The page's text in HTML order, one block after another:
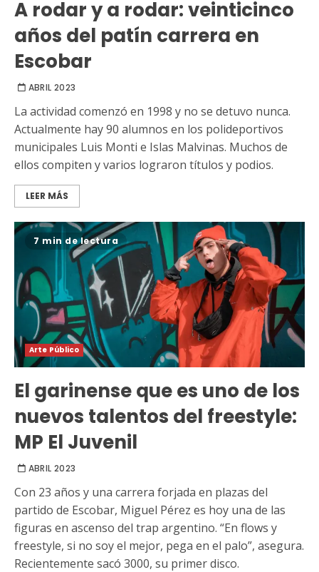
A rodar y a rodar: veinticinco
años del patín carrera en
Escobar
ABRIL 2023
La actividad comenzó en 1998 y no se detuvo nunca.
Actualmente hay 90 alumnos en los polideportivos
municipales Luis Monti e Islas Malvinas. Muchos de
ellos compiten y varios lograron títulos y podios.
LEER MÁS
7 min de lectura
Arte Público
El garinense que es uno de los
nuevos talentos del freestyle:
MP El Juvenil
ABRIL 2023
Con 23 años y una carrera forjada en plazas del
partido de Escobar, Miguel Pérez es hoy una de las
figuras en ascenso del trap argentino. “En flows y
freestyle, si no soy el mejor, pega en el palo”, asegura.
Recientemente sacó 3000, su primer disco.